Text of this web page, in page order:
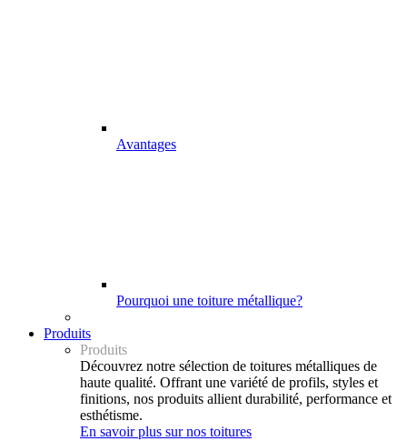
Avantages
Pourquoi une toiture métallique?
Produits
Produits
Découvrez notre sélection de toitures métalliques de
haute qualité. Offrant une variété de profils, styles et
finitions, nos produits allient durabilité, performance et
esthétisme.
En savoir plus sur nos toitures